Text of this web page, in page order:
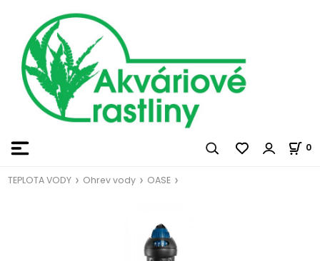
0
TEPLOTA VODY Ohrev vody OASE